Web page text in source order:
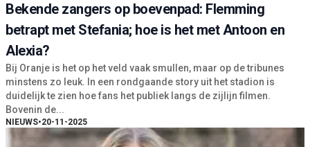
Bekende zangers op boevenpad: Flemming
betrapt met Stefania; hoe is het met Antoon en
Alexia?
Bij Oranje is het op het veld vaak smullen, maar op de tribunes
minstens zo leuk. In een rondgaande story uit het stadion is
duidelijk te zien hoe fans het publiek langs de zijlijn filmen.
Bovenin de...
NIEUWS•20-11-2025